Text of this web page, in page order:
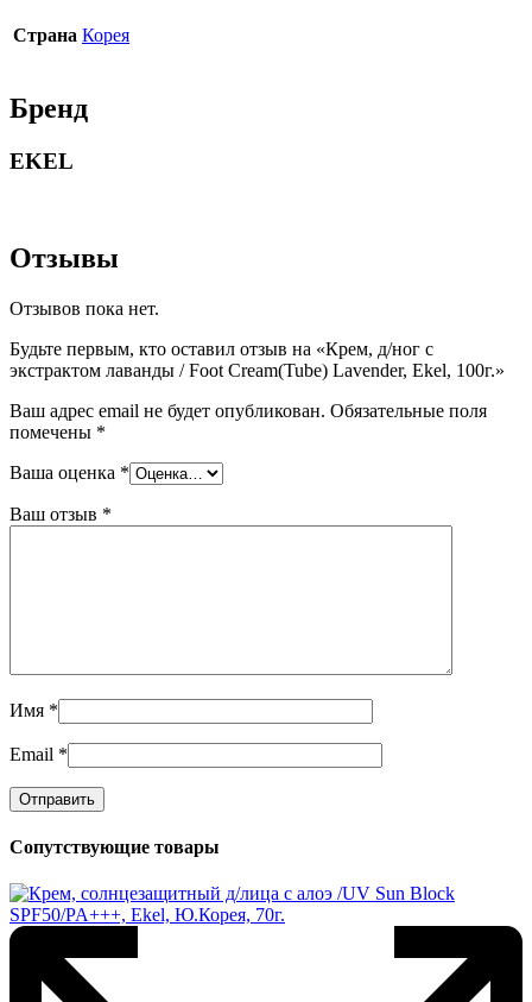
Страна Корея
Бренд
EKEL
Отзывы
Отзывов пока нет.
Будьте первым, кто оставил отзыв на «Крем, д/ног с
экстрактом лаванды / Foot Cream(Tube) Lavender, Ekel, 100г.»
Ваш адрес email не будет опубликован. Обязательные поля
помечены *
Ваша оценка *
Ваш отзыв *
Имя *
Email *
Сопутствующие товары